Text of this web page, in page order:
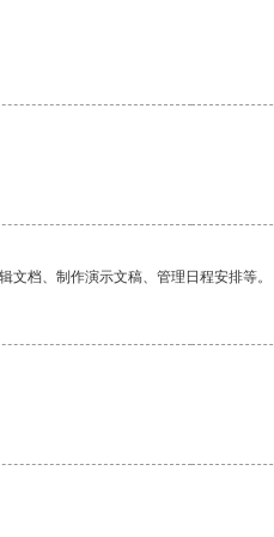
档、制作演示文稿、管理日程安排等。